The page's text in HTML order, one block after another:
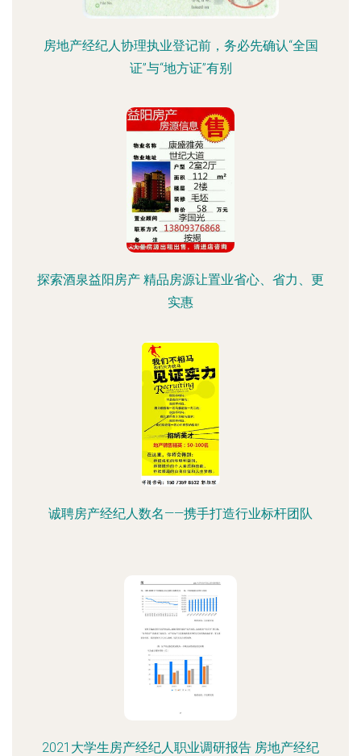
房地产经纪人协理执业登记前，务必先确认“全国
证”与“地方证”有别
探索酒泉益阳房产 精品房源让置业省心、省力、更
实惠
诚聘房产经纪人数名——携手打造行业标杆团队
2021大学生房产经纪人职业调研报告 房地产经纪